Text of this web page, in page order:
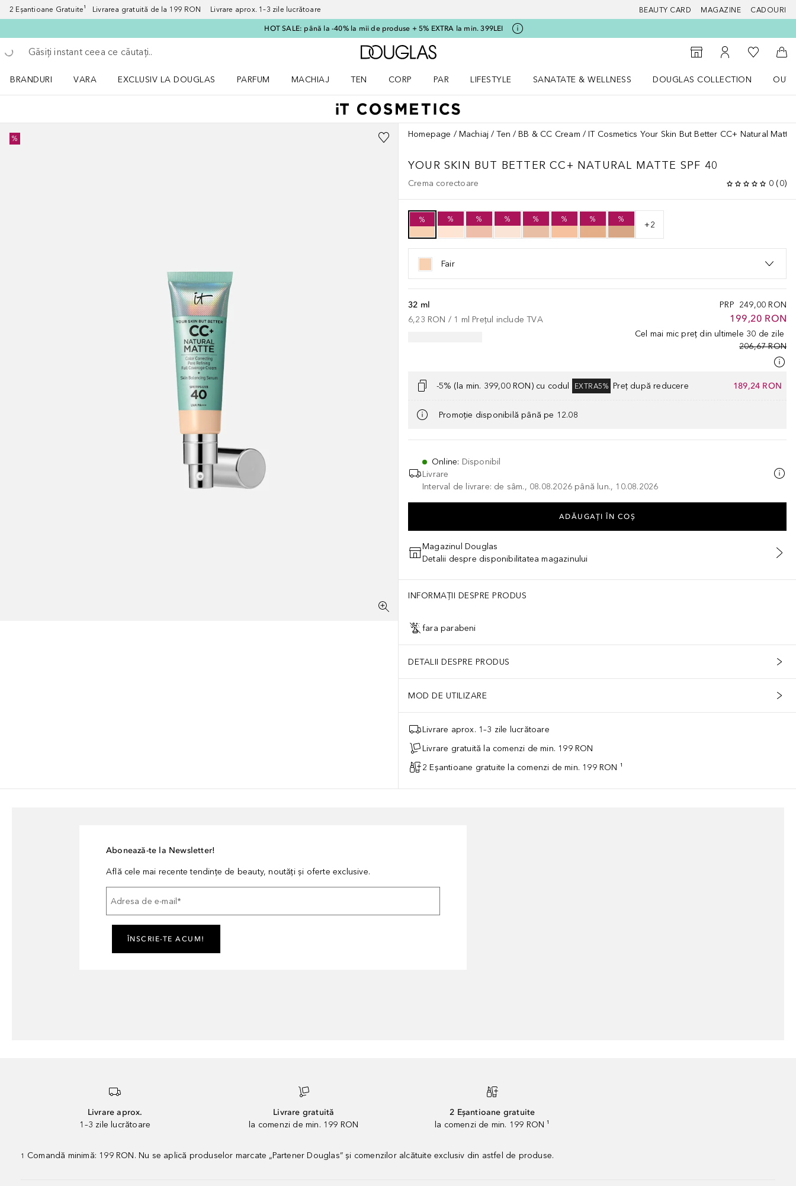
2 Eșantioane Gratuite¹ Livrarea gratuită de la 199 RON Livrare aprox. 1–3 zile lucrătoare BEAUTY CARD MAGAZINE CADOURI
HOT SALE: până la -40% la mii de produse + 5% EXTRA la min. 399LEI
Înapoi
Executați căutarea
Către pagina principală Douglas
Către Găsire magazin
Către Contul meu
Către
BRANDURI
VARA
EXCLUSIV LA DOUGLAS
PARFUM
MACHIAJ
TEN
CORP
PAR
LIFESTYLE
SANATATE & WELLNESS
DOUGLAS COLLECTION
% Homepage Machiaj Ten BB & CC Cream IT Cosmetics Your Skin But Better CC+ Natural Matte
YOUR SKIN BUT BETTER CC+ NATURAL MATTE SPF 40
Crema corectoare 0 (0)
% % % % % % % %
+2
Fair
PRP 249,00 RON
199,20 RON
Cel mai mic preț din ultimele 30 de zile
206,67 RON
32 ml
6,23 RON / 1 ml Prețul include TVA
-5% (la min. 399,00 RON) cu codul EXTRA5% Preț după reducere 189,24 RON
Promoție disponibilă până pe 12.08
Online: Disponibil
Livrare
Interval de livrare: de sâm., 08.08.2026 până lun., 10.08.2026
ADĂUGAȚI ÎN COŞ
Magazinul Douglas
Detalii despre disponibilitatea magazinului
INFORMAȚII DESPRE PRODUS
fara parabeni
DETALII DESPRE PRODUS
MOD DE UTILIZARE
Livrare aprox. 1–3 zile lucrătoare
Livrare gratuită la comenzi de min. 199 RON
2 Eșantioane gratuite la comenzi de min. 199 RON ¹
Abonează-te la Newsletter!
Află cele mai recente tendințe de beauty, noutăți și oferte exclusive.
Adresa de e-mail *
ÎNSCRIE-TE ACUM!
Livrare aprox.
1–3 zile lucrătoare
Livrare gratuită
la comenzi de min. 199 RON
2 Eșantioane gratuite
la comenzi de min. 199 RON ¹
1 Comandă minimă: 199 RON. Nu se aplică produselor marcate „Partener Douglas” și comenzilor alcătuite exclusiv din astfel de produse.